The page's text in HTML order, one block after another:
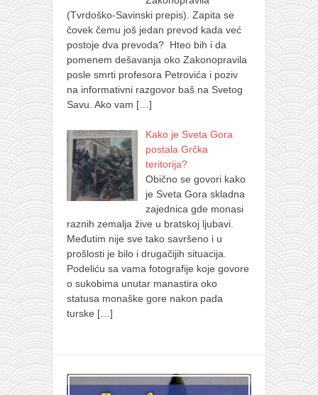
(Tvrdoško-Savinski prepis). Zapita se
čovek čemu još jedan prevod kada već
postoje dva prevoda? Hteo bih i da
pomenem dešavanja oko Zakonopravila
posle smrti profesora Petrovića i poziv
na informativni razgovor baš na Svetog
Savu. Ako vam […]
Kako je Sveta Gora
postala Grčka
teritorija?
Obično se govori kako
je Sveta Gora skladna
zajednica gde monasi
raznih zemalja žive u bratskoj ljubavi.
Međutim nije sve tako savršeno i u
prošlosti je bilo i drugačijih situacija.
Podeliću sa vama fotografije koje govore
o sukobima unutar manastira oko
statusa monaške gore nakon pada
turske […]